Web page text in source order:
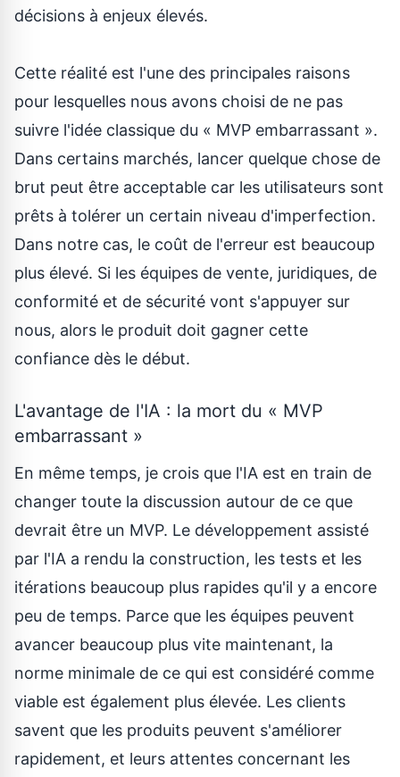
décisions à enjeux élevés.
Cette réalité est l'une des principales raisons
pour lesquelles nous avons choisi de ne pas
suivre l'idée classique du « MVP embarrassant ».
Dans certains marchés, lancer quelque chose de
brut peut être acceptable car les utilisateurs sont
prêts à tolérer un certain niveau d'imperfection.
Dans notre cas, le coût de l'erreur est beaucoup
plus élevé. Si les équipes de vente, juridiques, de
conformité et de sécurité vont s'appuyer sur
nous, alors le produit doit gagner cette
confiance dès le début.
L'avantage de l'IA : la mort du « MVP
embarrassant »
En même temps, je crois que l'IA est en train de
changer toute la discussion autour de ce que
devrait être un MVP. Le développement assisté
par l'IA a rendu la construction, les tests et les
itérations beaucoup plus rapides qu'il y a encore
peu de temps. Parce que les équipes peuvent
avancer beaucoup plus vite maintenant, la
norme minimale de ce qui est considéré comme
viable est également plus élevée. Les clients
savent que les produits peuvent s'améliorer
rapidement, et leurs attentes concernant les